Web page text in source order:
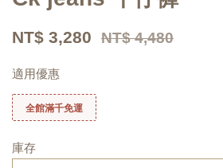
NT$ 3,280 NT$ 4,480
適用優惠
全館滿千免運
庫存